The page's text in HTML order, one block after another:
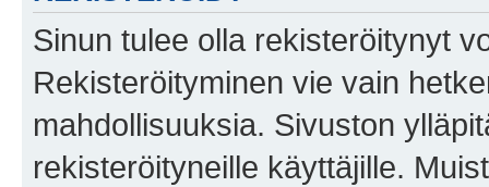
Sinun tulee olla rekisteröitynyt
Rekisteröityminen vie vain
mahdollisuuksia. Sivuston
rekisteröityneille käyttäjille.